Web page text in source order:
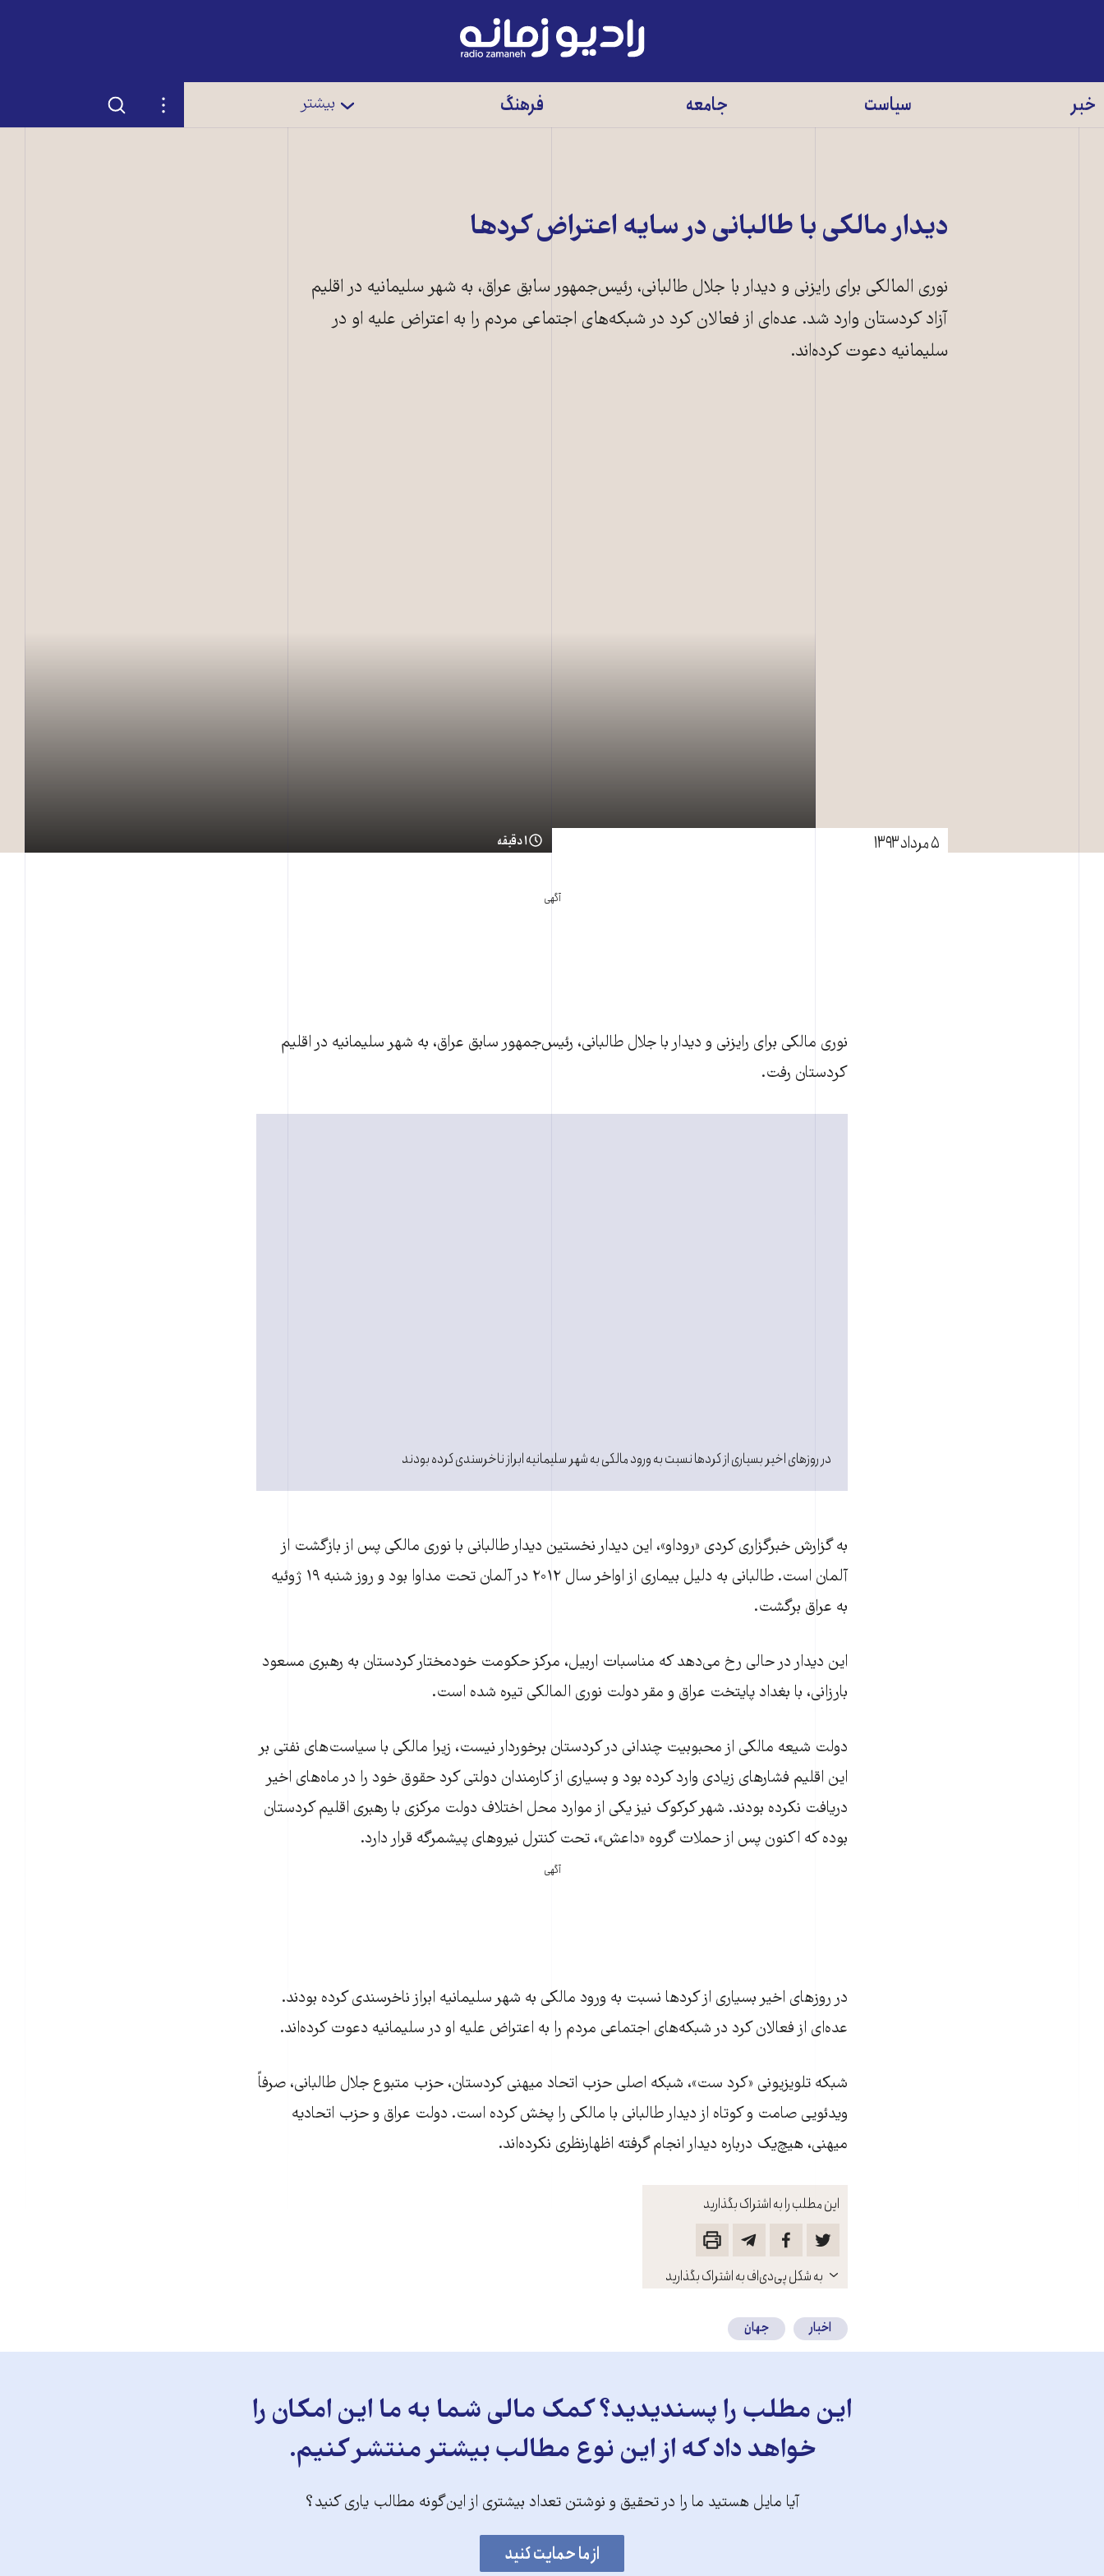
رادیو
زمانه
خبر سیاست جامعه فرهنگ بیشتر تنظیمات جستجو
ديدار مالکی با طالبانی در سايه اعتراض کردها
نوری المالکی برای رايزنی و ديدار با جلال طالبانی، رئيس‌جمهور سابق عراق، به شهر سليمانيه در اقليم
آزاد کردستان وارد شد. عده‌ای از فعالان کرد در شبکه‌های اجتماعی مردم را به اعتراض عليه او در
سليمانيه دعوت کرده‌اند.
۵ مرداد ۱۳۹۳ ۱ دقیقه
آگهی
این مطلب را به اشتراک بگذارید
باز
کنید
به شکل پی‌دی‌اف به اشتراک بگذارید
نوری مالکی برای رايزنی و ديدار با جلال طالبانی، رئيس‌جمهور سابق عراق، به شهر سليمانيه در اقليم
کردستان رفت.
در روزهای اخير بسياری از کردها نسبت به ورود مالکی به شهر سليمانيه ابراز ناخرسندی کرده بودند
به گزارش خبرگزاری کردی «روداو»، اين ديدار نخستين ديدار طالبانی با نوری مالکی پس از بازگشت از
آلمان است. طالبانی به دليل بيماری از اواخر سال ۲۰۱۲ در آلمان تحت مداوا بود و روز شنبه ۱۹ ژوئیه
به عراق برگشت.
اين ديدار در حالی رخ می‌دهد که مناسبات اربيل، مرکز حکومت خودمختار کردستان به رهبری مسعود
بارزانی، با بغداد پايتخت عراق و مقر دولت نوری المالکی تيره شده است.
دولت شيعه مالکی از محبوبيت چندانی در کردستان برخوردار نيست، زيرا مالکی با سياست‌های نفتی بر
اين اقليم فشارهای زيادی وارد کرده بود و بسياری از کارمندان دولتی کرد حقوق خود را در ماه‌های اخير
دريافت نکرده بودند. شهر کرکوک نیز يکی از موارد محل اختلاف دولت مرکزی با رهبری اقليم کردستان
بوده که اکنون پس از حملات گروه «داعش»، تحت کنترل نيروهای پيشمرگه قرار دارد.
آگهی
در روزهای اخير بسياری از کردها نسبت به ورود مالکی به شهر سليمانيه ابراز ناخرسندی کرده بودند.
عده‌ای از فعالان کرد در شبکه‌های اجتماعی مردم را به اعتراض عليه او در سليمانيه دعوت کرده‌اند.
شبکه تلويزيونی «کرد ست»، شبکه اصلی حزب اتحاد ميهنی کردستان، حزب متبوع جلال طالبانی، صرفاً
ويدئويی صامت و کوتاه از ديدار طالبانی با مالکی را پخش کرده است. دولت عراق و حزب اتحاديه
ميهنی، هيچ‌يک درباره ديدار انجام‌ گرفته اظهارنظری نکرده‌اند.
اخبار جهان
این مطلب را پسندیدید؟ کمک مالی شما به ما این امکان را
خواهد داد که از این نوع مطالب بیشتر منتشر کنیم.
آیا مایل هستید ما را در تحقیق و نوشتن تعداد بیشتری از این‌گونه مطالب یاری کنید؟